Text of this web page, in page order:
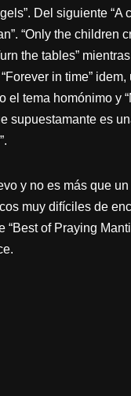
Del siguiente “A
“Only the children
the tables”
in time” idem,
tema homónimo y
supuestamante es
y no es más que
muy difíciles de
of Praying